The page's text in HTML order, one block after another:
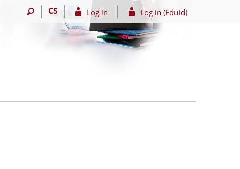
CS Log in Log in (EduId)